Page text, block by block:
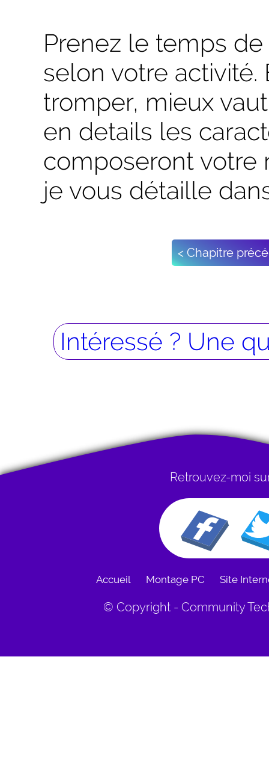
Prenez le temps
selon votre activité.
tromper, mieux
en details les
composeront votre
je vous détaille
< Chapitre
Intéressé ? Une
Retrouvez-moi
Accueil Montage PC Site
© Copyright - Community